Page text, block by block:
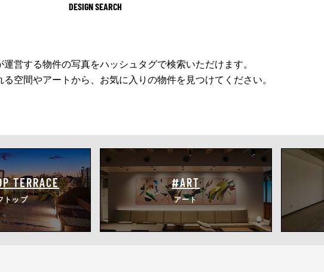
DESIGN SEARCH
運営する物件の写真をハッシュタグで検索いただけます。
空間やアートから、お気に入りの物件を見つけてください。
TERRACE
トップ
#ART
アート